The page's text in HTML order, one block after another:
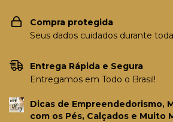
Compra protegida
Seus dados cuidados durante
Entrega Rápida e Segura
Entregamos em Todo o Brasil!
Dicas de Empreendedorismo,
com os Pés, Calçados e Muito